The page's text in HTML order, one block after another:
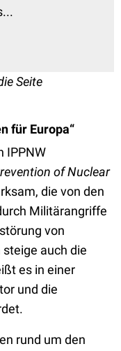
Seite
für Europa“
IPPNW
of Nuclear
die von den
Militärangriffe
von
auch die
es in einer
und die
rund um den